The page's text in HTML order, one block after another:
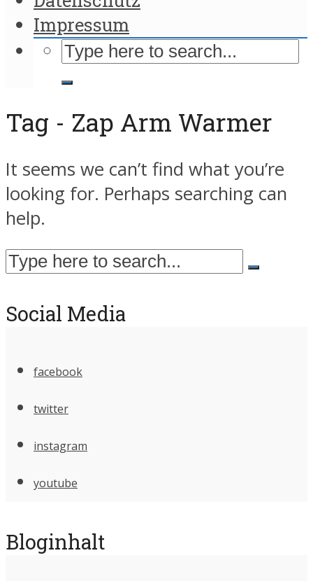
Impressum
Tag - Zap Arm Warmer
It seems we can’t find what you’re
looking for. Perhaps searching can
help.
Social Media
facebook
twitter
instagram
youtube
Bloginhalt